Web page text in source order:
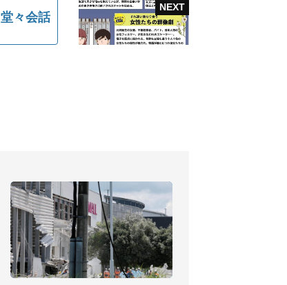
々会話